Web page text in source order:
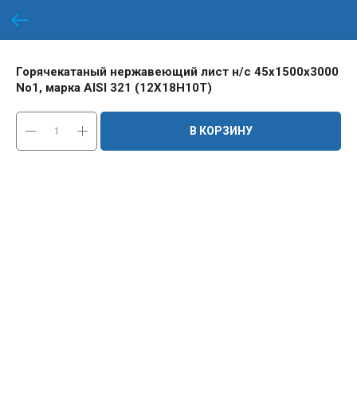
Горячекатаный нержавеющий лист н/с 45х1500х3000
No1, марка AISI 321 (12Х18Н10Т)
В КОРЗИНУ